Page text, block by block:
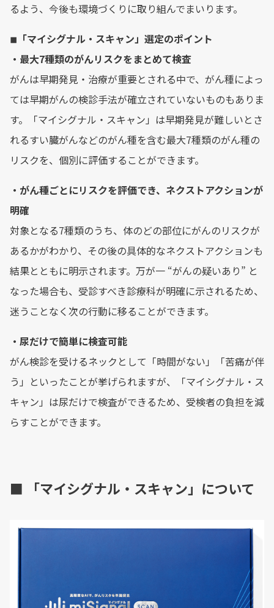
るよう、今後も環境づくりに取り組んでまいります。
◾︎「マイシグナル・スキャン」選定のポイント
・最大7種類のがんリスクをまとめて検査
がんは早期発見・治療が重要とされる中で、がん種によっ
ては早期がんの検診手法が確立されていないものもありま
す。「マイシグナル・スキャン」は早期発見が難しいとさ
れるすい臓がんなどのがん種を含む最大7種類のがん種の
リスクを、個別に評価することができます。
・がん種ごとにリスクを評価でき、ネクストアクションが
明確
対象となる7種類のうち、体のどの部位にがんのリスクが
あるかがわかり、その後の具体的なネクストアクションも
結果とともに明示されます。万が一 “がんの疑いあり” と
なった場合も、受診すべき診療科が明確に示されるため、
迷うことなく次の行動に移ることができます。
・尿だけで簡単に検査可能
がん検診を受けるネックとして「時間がない」「苦痛が伴
う」といったことが挙げられますが、「マイシグナル・ス
キャン」は尿だけで検査ができるため、受検者の負担を減
らすことができます。
■ 「マイシグナル・スキャン」について